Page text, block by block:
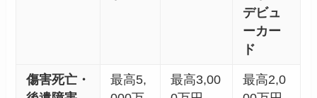
デビュ
ーカー
ド
傷害死亡・
最高5,
最高3,00
最高2,0